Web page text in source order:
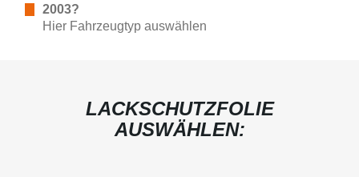
2003?
Hier Fahrzeugtyp auswählen
LACKSCHUTZFOLIE
AUSWÄHLEN: